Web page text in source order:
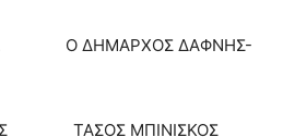
Ο ΔΗΜΑΡΧΟΣ ΔΑΦΝΗΣ-
ΤΑΣΟΣ ΜΠΙΝΙΣΚΟΣ